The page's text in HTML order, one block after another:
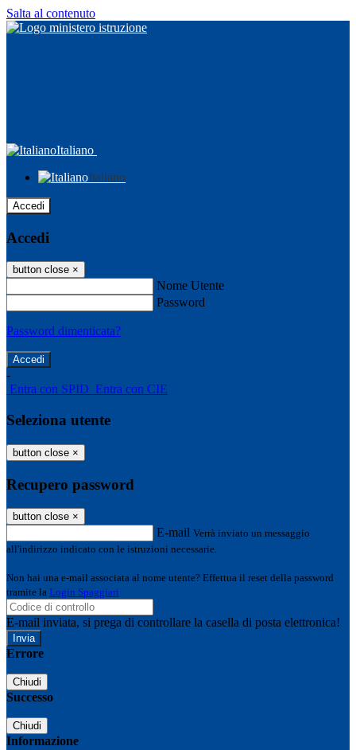
Salta al contenuto
Italiano
Italiano
Accedi
Accedi
button close ×
Nome Utente
Password
Password dimenticata?
-
Entra con SPID Entra con CIE
Seleziona utente
button close ×
Recupero password
button close ×
E-mail Verrà inviato un messaggio
all'indirizzo indicato con le istruzioni necessarie.
Non hai una e-mail associata al nome utente? Effettua il reset della password
tramite la Login Spaggiari
E-mail inviata, si prega di controllare la casella di posta elettronica!
Errore
Chiudi
Successo
Chiudi
Informazione